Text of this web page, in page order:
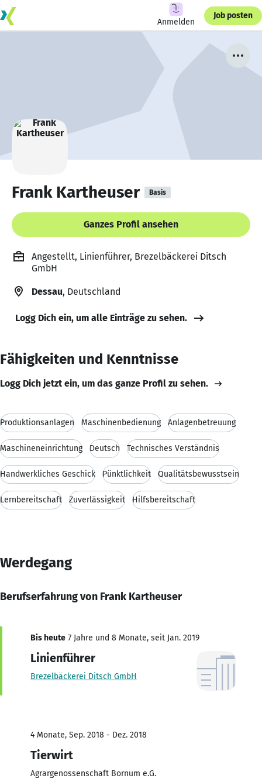
Anmelden
Job posten
Frank Kartheuser Basis
Ganzes Profil ansehen
Angestellt, Linienführer, Brezelbäckerei Ditsch
GmbH
Dessau, Deutschland
Logg Dich ein, um alle Einträge zu sehen.
Fähigkeiten und Kenntnisse
Logg Dich jetzt ein, um das ganze Profil zu sehen.
Produktionsanlagen Maschinenbedienung Anlagenbetreuung
Maschineneinrichtung Deutsch Technisches Verständnis
Handwerkliches Geschick Pünktlichkeit Qualitätsbewusstsein
Lernbereitschaft Zuverlässigkeit Hilfsbereitschaft
Werdegang
Berufserfahrung von Frank Kartheuser
Bis heute 7 Jahre und 8 Monate, seit Jan. 2019
Linienführer
Brezelbäckerei Ditsch GmbH
4 Monate, Sep. 2018 - Dez. 2018
Tierwirt
Agrargenossenschaft Bornum e.G.